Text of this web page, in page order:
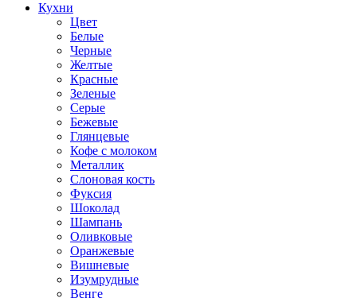
Кухни
Цвет
Белые
Черные
Желтые
Красные
Зеленые
Серые
Бежевые
Глянцевые
Кофе с молоком
Металлик
Слоновая кость
Фуксия
Шоколад
Шампань
Оливковые
Оранжевые
Вишневые
Изумрудные
Венге